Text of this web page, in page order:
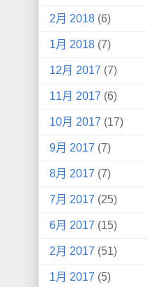
2月 2018 (6)
1月 2018 (7)
12月 2017 (7)
11月 2017 (6)
10月 2017 (17)
9月 2017 (7)
8月 2017 (7)
7月 2017 (25)
6月 2017 (15)
2月 2017 (51)
1月 2017 (5)